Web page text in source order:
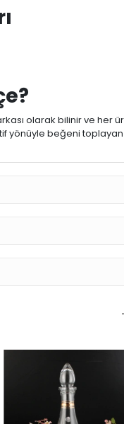
olarak bilinir ve her
yönüyle beğeni toplayan